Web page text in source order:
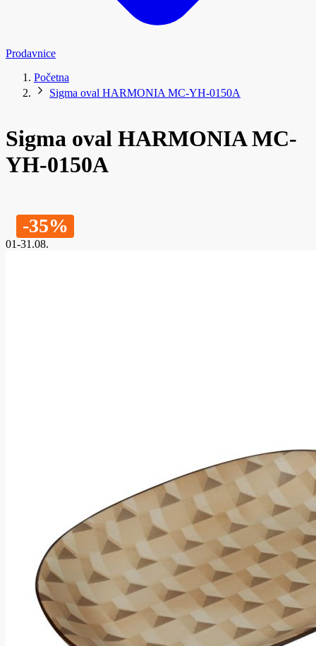
Prodavnice
Početna
Sigma oval HARMONIA MC-YH-0150A
Sigma oval HARMONIA MC-
YH-0150A
-35%
01-31.08.